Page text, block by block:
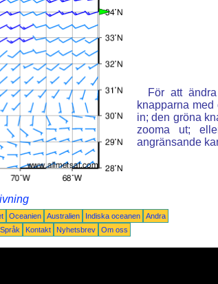
För att
knapparna
in; den gröna
zooma ut;
angränsande
Oceanien Australien Indiska oceanen
Andra
Språk Kontakt Nyhetsbrev Om oss